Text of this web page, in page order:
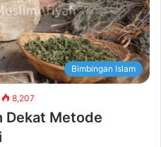
Bimbingan Islam
8,207
Dekat Metode